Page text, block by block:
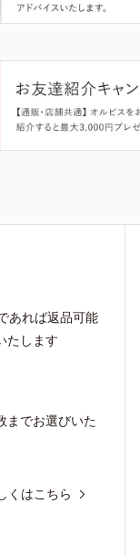
あれば返品可能
たします
までお選びいた
くはこちら